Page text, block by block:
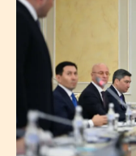
Технологии
Власть
Геополитика